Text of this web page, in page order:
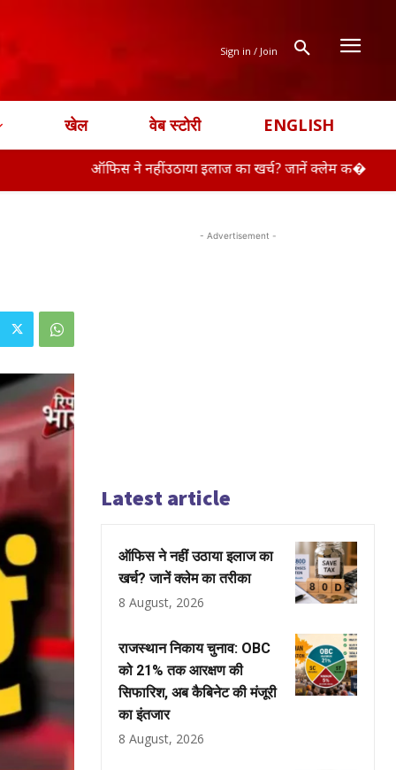
Sign in / Join
खेल वेब स्टोरी ENGLISH
ऑफिस ने नहीं उठाया इलाज का खर्च? जानें क्लेम क� RBI ने
- Advertisement -
Latest article
ऑफिस ने नहीं उठाया इलाज का
खर्च? जानें क्लेम का तरीका
8 August, 2026
राजस्थान निकाय चुनाव: OBC
को 21% तक आरक्षण की
सिफारिश, अब कैबिनेट की मंजूरी
का इंतजार
8 August, 2026